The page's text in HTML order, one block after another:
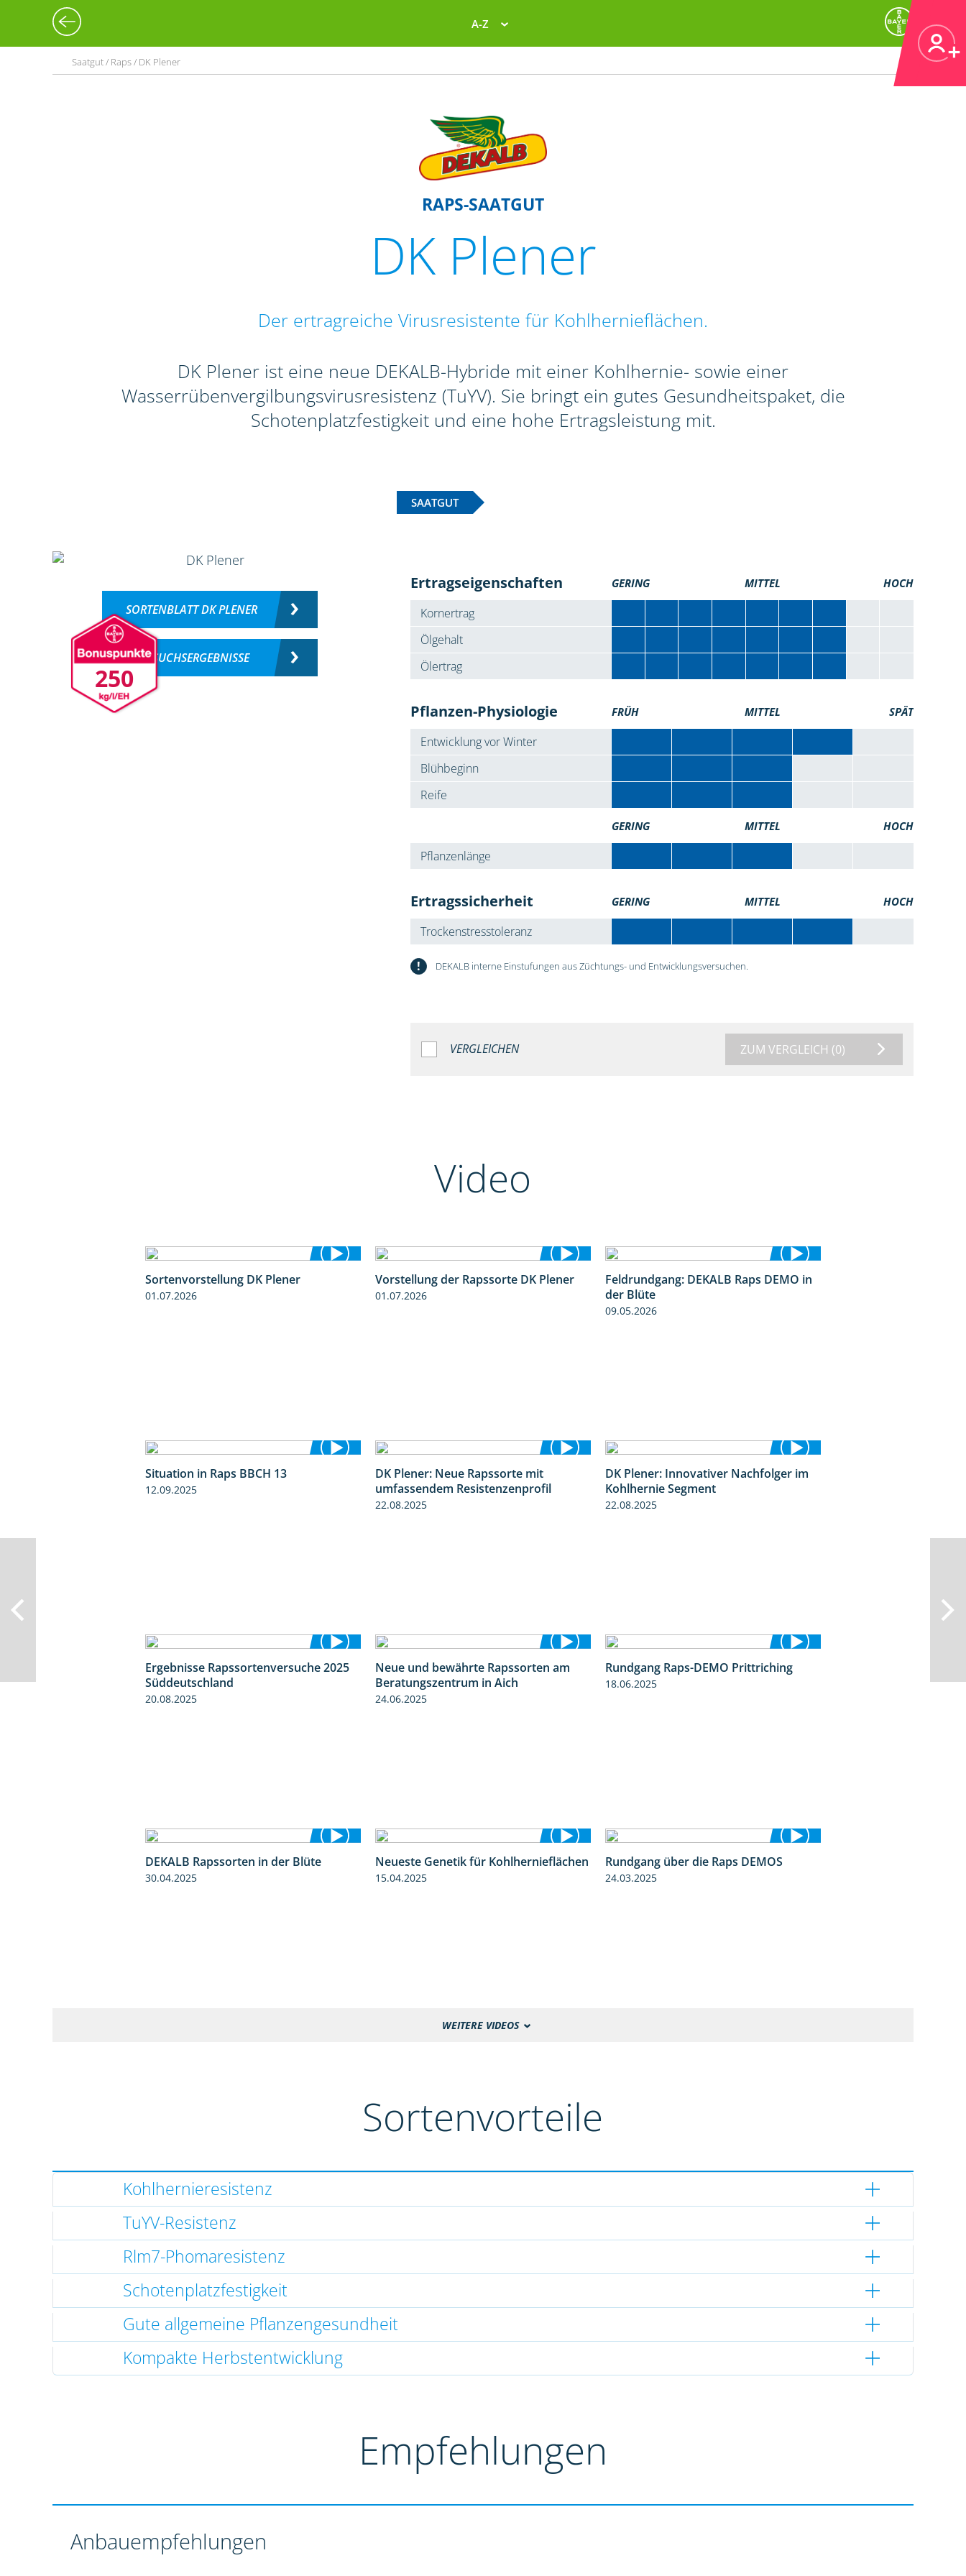
A-Z
Saatgut / Raps / DK Plener
RAPS-SAATGUT
DK Plener
Der ertragreiche Virusresistente für Kohlhernieflächen.
DK Plener ist eine neue DEKALB-Hybride mit einer Kohlhernie- sowie einer
Wasserrübenvergilbungsvirusresistenz (TuYV). Sie bringt ein gutes Gesundheitspaket, die
Schotenplatzfestigkeit und eine hohe Ertragsleistung mit.
SAATGUT
250
SORTENBLATT DK PLENER
VERSUCHSERGEBNISSE
Ertragseigenschaften GERING MITTEL HOCH
Kornertrag
Ölgehalt
Ölertrag
Pflanzen-Physiologie FRÜH MITTEL SPÄT
Entwicklung vor Winter
Blühbeginn
Reife
GERING MITTEL HOCH
Pflanzenlänge
Ertragssicherheit GERING MITTEL HOCH
Trockenstresstoleranz
! DEKALB interne Einstufungen aus Züchtungs- und Entwicklungsversuchen.
VERGLEICHEN ZUM VERGLEICH (0)
Video
Sortenvorstellung DK Plener
01.07.2026
1:18
Vorstellung der Rapssorte DK Plener
01.07.2026
2:37
Feldrundgang: DEKALB Raps DEMO in
der Blüte
09.05.2026
Situation in Raps BBCH 13
12.09.2025
DK Plener: Neue Rapssorte mit
umfassendem Resistenzenprofil
22.08.2025
1:34
DK Plener: Innovativer Nachfolger im
Kohlhernie Segment
22.08.2025
4:08
Ergebnisse Rapssortenversuche 2025
Süddeutschland
20.08.2025
9:06
Neue und bewährte Rapssorten am
Beratungszentrum in Aich
24.06.2025
5:34
Rundgang Raps-DEMO Prittriching
18.06.2025
DEKALB Rapssorten in der Blüte
30.04.2025
1:35
Neueste Genetik für Kohlhernieflächen
15.04.2025
Rundgang über die Raps DEMOS
24.03.2025
WEITERE VIDEOS
Sortenvorteile
Kohlhernieresistenz
TuYV-Resistenz
Rlm7-Phomaresistenz
Schotenplatzfestigkeit
Gute allgemeine Pflanzengesundheit
Kompakte Herbstentwicklung
Empfehlungen
Anbauempfehlungen